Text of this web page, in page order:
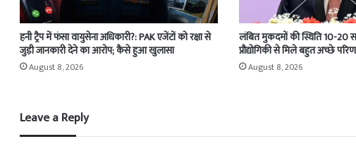
हनी ट्रैप में फंसा वायुसेना अधिकारी?: PAK एजेंटों को रक्षा से
जुड़ी जानकारी देने का आरोप; कैसे हुआ खुलासा
August 8, 2026
लंबित मुकदमों की स्थिति 10-20
प्रौद्योगिकी से मिले बहुत अच्छे
August 8, 2026
Leave a Reply